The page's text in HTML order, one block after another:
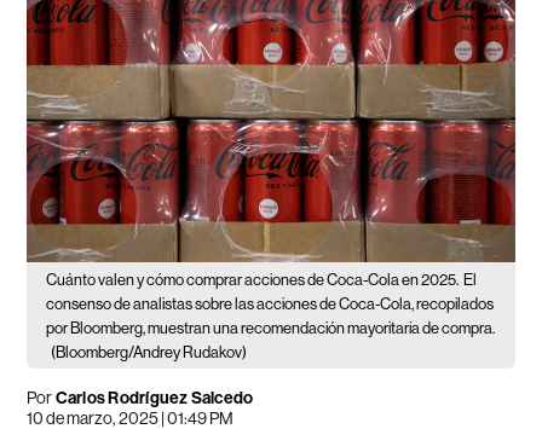
Cuánto valen y cómo comprar acciones de Coca-Cola en 2025. El
consenso de analistas sobre las acciones de Coca-Cola, recopilados
por Bloomberg, muestran una recomendación mayoritaria de compra.
(Bloomberg/Andrey Rudakov)
PorCarlos Rodríguez Salcedo
10 de marzo, 2025 | 01:49 PM